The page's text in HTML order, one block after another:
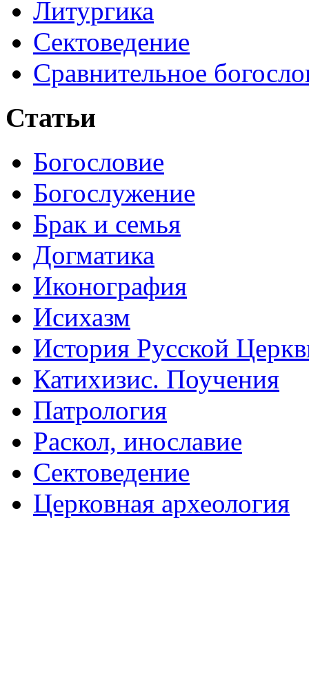
Литургика
Сектоведение
Сравнительное
Статьи
Богословие
Богослужение
Брак и семья
Догматика
Иконография
Исихазм
История Русской
Катихизис. Поучения
Патрология
Раскол, инославие
Сектоведение
Церковная археология